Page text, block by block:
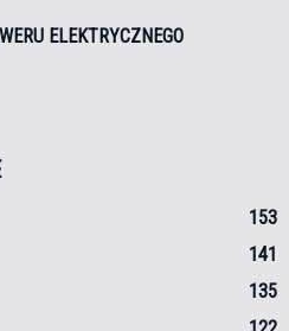
ELEKTRYCZNEGO
153
141
135